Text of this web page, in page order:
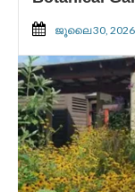
ജൂലൈ 30, 2026